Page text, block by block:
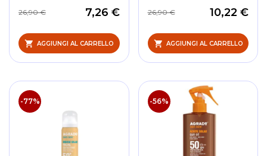
7,26 €
26,90 €
AGGIUNGI AL CARRELLO
10,22 €
26,90 €
AGGIUNGI AL CARRELLO
-77% -56%